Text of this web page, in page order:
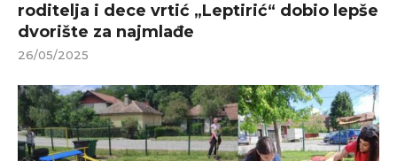
roditelja i dece vrtić „Leptirić“ dobio lepše
dvorište za najmlađe
26/05/2025